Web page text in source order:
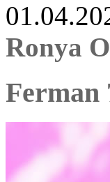
Ronya
Ferman